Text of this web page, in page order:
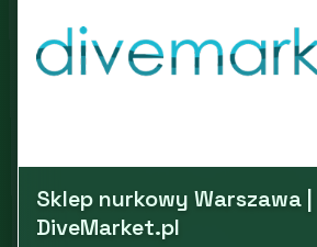
Sklep nurkowy Warszawa |
DiveMarket.pl